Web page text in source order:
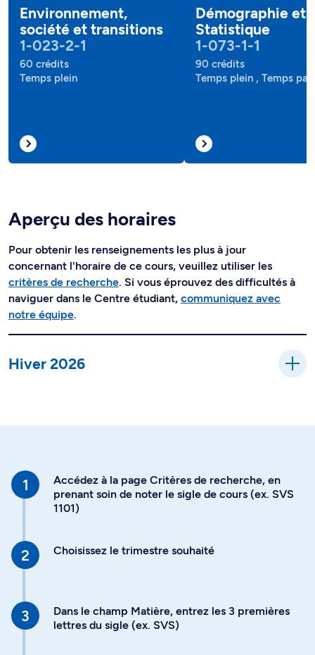
Environnement,
société et transitions
1-023-2-1
60 crédits
Temps plein
Démographie et
Statistique
1-073-1-1
90 crédits
Temps plein , Temps
Aperçu des horaires
Pour obtenir les renseignements les plus à jour
concernant l'horaire de ce cours, veuillez utiliser les
critères de recherche. Si vous éprouvez des difficultés à
naviguer dans le Centre étudiant, communiquez avec
notre équipe.
Hiver 2026
Accédez à la page Critères de recherche, en
prenant soin de noter le sigle de cours (ex. SVS
1101)
Choisissez le trimestre souhaité
Dans le champ Matière, entrez les 3 premières
lettres du sigle (ex. SVS)